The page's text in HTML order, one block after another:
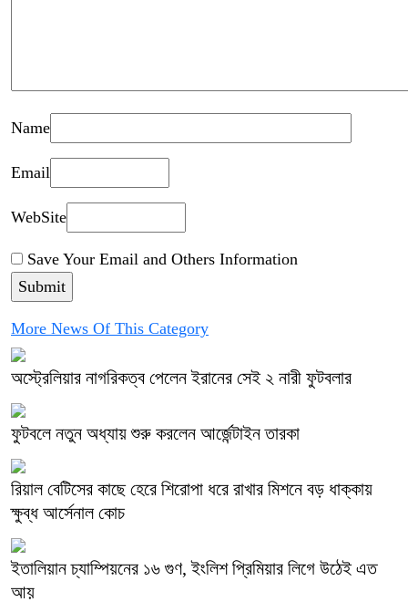
Name
Email
WebSite
Save Your Email and Others Information
More News Of This Category
অস্ট্রেলিয়ার নাগরিকত্ব পেলেন ইরানের সেই ২ নারী ফুটবলার
ফুটবলে নতুন অধ্যায় শুরু করলেন আর্জেন্টাইন তারকা
রিয়াল বেটিসের কাছে হেরে শিরোপা ধরে রাখার মিশনে বড় ধাক্কায়
ক্ষুব্ধ আর্সেনাল কোচ
ইতালিয়ান চ্যাম্পিয়নের ১৬ গুণ, ইংলিশ প্রিমিয়ার লিগে উঠেই এত
আয়